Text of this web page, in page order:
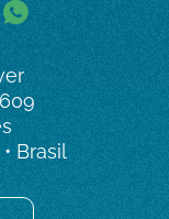
Brasil